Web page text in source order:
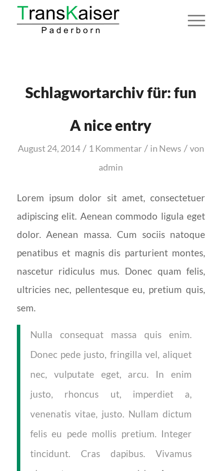
Schlagwortarchiv für:fun
A nice entry
August 24, 2014 / 1 Kommentar / in News / von
admin
Lorem ipsum dolor sit amet, consectetuer
adipiscing elit. Aenean commodo ligula eget
dolor. Aenean massa. Cum sociis natoque
penatibus et magnis dis parturient montes,
nascetur ridiculus mus. Donec quam felis,
ultricies nec, pellentesque eu, pretium quis,
sem.
Nulla consequat massa quis enim.
Donec pede justo, fringilla vel, aliquet
nec, vulputate eget, arcu. In enim
justo, rhoncus ut, imperdiet a,
venenatis vitae, justo. Nullam dictum
felis eu pede mollis pretium. Integer
tincidunt. Cras dapibus. Vivamus